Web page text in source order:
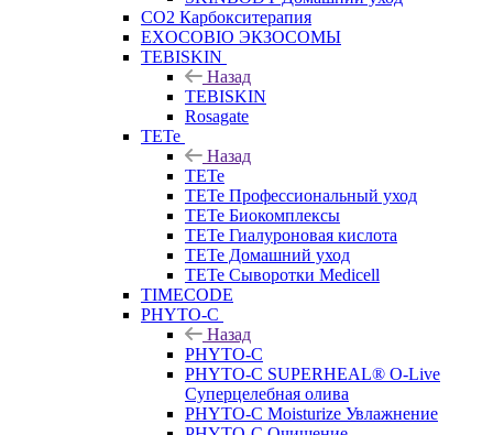
CO2 Карбокситерапия
EXOCOBIO ЭКЗОСОМЫ
TEBISKIN
Назад
TEBISKIN
Rosagate
TETe
Назад
TETe
TETe Профессиональный уход
TETe Биокомплексы
TETe Гиалуроновая кислота
TETe Домашний уход
TETe Сыворотки Medicell
TIMECODE
PHYTO-C
Назад
PHYTO-C
PHYTO-C SUPERHEAL® O-Live
Суперцелебная олива
PHYTO-C Moisturize Увлажнение